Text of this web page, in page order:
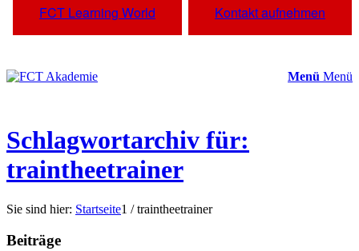
Menü Menü
FCT Learning World Kontakt aufnehmen
Schlagwortarchiv für:
traintheetrainer
Sie sind hier: Startseite1 / traintheetrainer
Beiträge